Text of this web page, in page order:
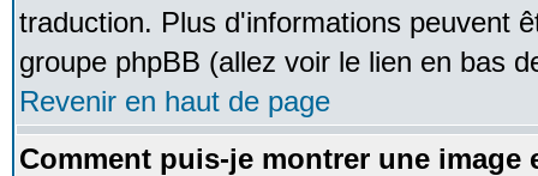
traduction. Plus d'informations peuvent
groupe phpBB (allez voir le lien en bas
Revenir en haut de page
Comment puis-je montrer une image